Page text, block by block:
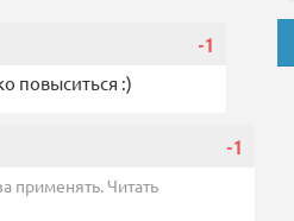
-1
повыситься :)
-1
применять. Читать